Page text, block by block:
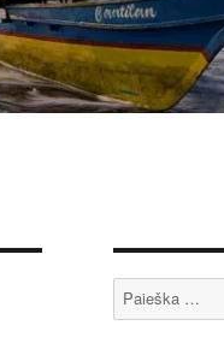
Ieškoti: